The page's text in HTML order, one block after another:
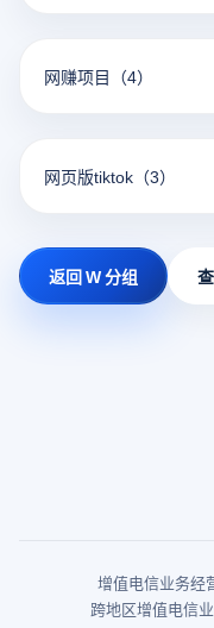
网赚项目 （4）
网页版tiktok （3）
返回 W 分组
增值电信业务经
跨地区增值电信